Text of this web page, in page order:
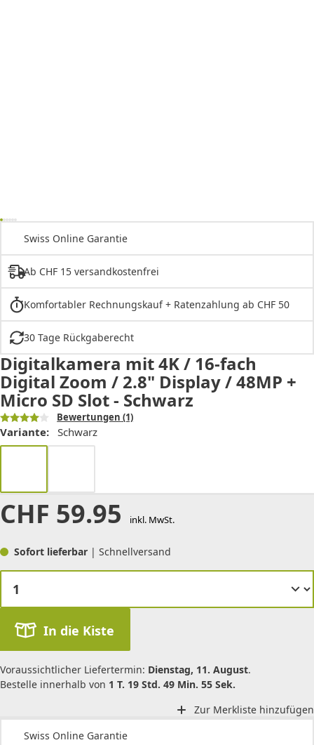
Swiss Online Garantie
Ab CHF 15 versandkostenfrei
Komfortabler Rechnungskauf + Ratenzahlung ab CHF 50
30 Tage Rückgaberecht
Digitalkamera mit 4K / 16-fach
Digital Zoom / 2.8" Display / 48MP +
Micro SD Slot - Schwarz
Bewertungen (1)
Variante: Schwarz
CHF 59.95 inkl. MwSt.
Sofort lieferbar | Schnellversand
In die Kiste
Voraussichtlicher Liefertermin: Dienstag, 11. August.
Bestelle innerhalb von 1 T. 19 Std. 49 Min. 55 Sek.
Zur Merkliste hinzufügen
Swiss Online Garantie